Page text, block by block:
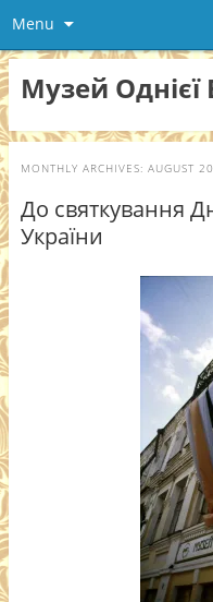
Menu
Музей Однієї
MONTHLY ARCHIVES: AUGUST
До святкування
України